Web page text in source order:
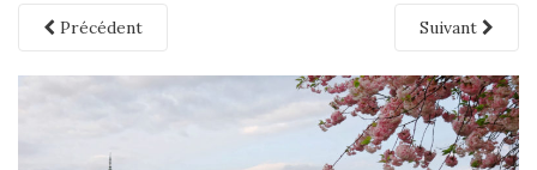
Précédent Suivant